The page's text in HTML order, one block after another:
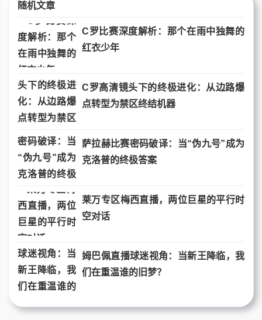
随机文章
C罗比赛深度解析：那个在雨中独舞的
红衣少年
C罗高清镜头下的终极进化：从边路爆
点转型为禁区终结机器
萨拉赫比赛密码破译：当“伪九号”成为
克洛普的终极答案
莱万专区梅西直播，两位巨星的平行时
空对话
姆巴佩直播球迷视角：当新王降临，我
们在重温谁的旧梦？